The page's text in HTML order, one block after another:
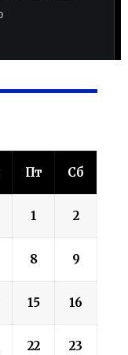
Пт Сб
1 2
8 9
15 16
22 23